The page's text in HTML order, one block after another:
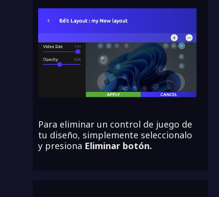
Para eliminar un control de juego de
tu diseño, simplemente seleccionalo
y presiona Eliminar botón.